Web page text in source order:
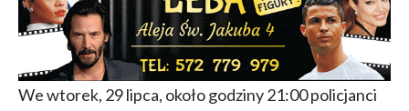
We wtorek, 29 lipca, około godziny 21:00 policjanci